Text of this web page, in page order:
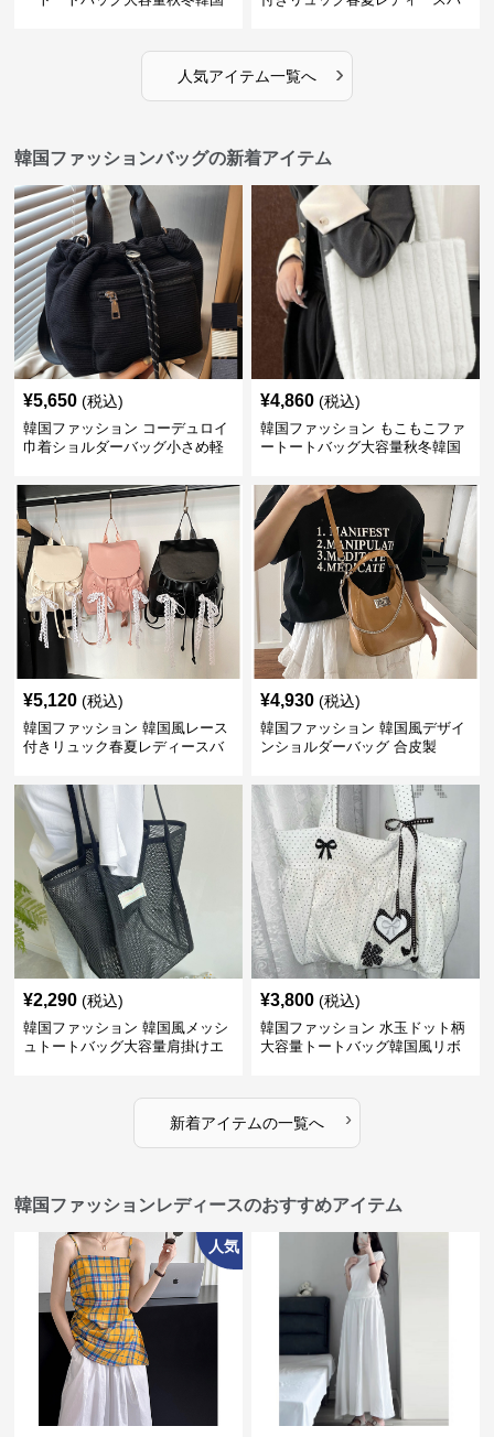
人気アイテム一覧へ ›
韓国ファッションバッグの新着アイテム
¥5,650 (税込)
韓国ファッション コーデュロイ
巾着ショルダーバッグ小さめ軽
¥4,860 (税込)
韓国ファッション もこもこファ
ートートバッグ大容量秋冬韓国
¥5,120 (税込)
韓国ファッション 韓国風レース
付きリュック春夏レディースバ
¥4,930 (税込)
韓国ファッション 韓国風デザイ
ンショルダーバッグ 合皮製
¥2,290 (税込)
韓国ファッション 韓国風メッシ
ュトートバッグ大容量肩掛けエ
¥3,800 (税込)
韓国ファッション 水玉ドット柄
大容量トートバッグ韓国風リボ
新着アイテムの一覧へ ›
韓国ファッションレディースのおすすめアイテム
人気